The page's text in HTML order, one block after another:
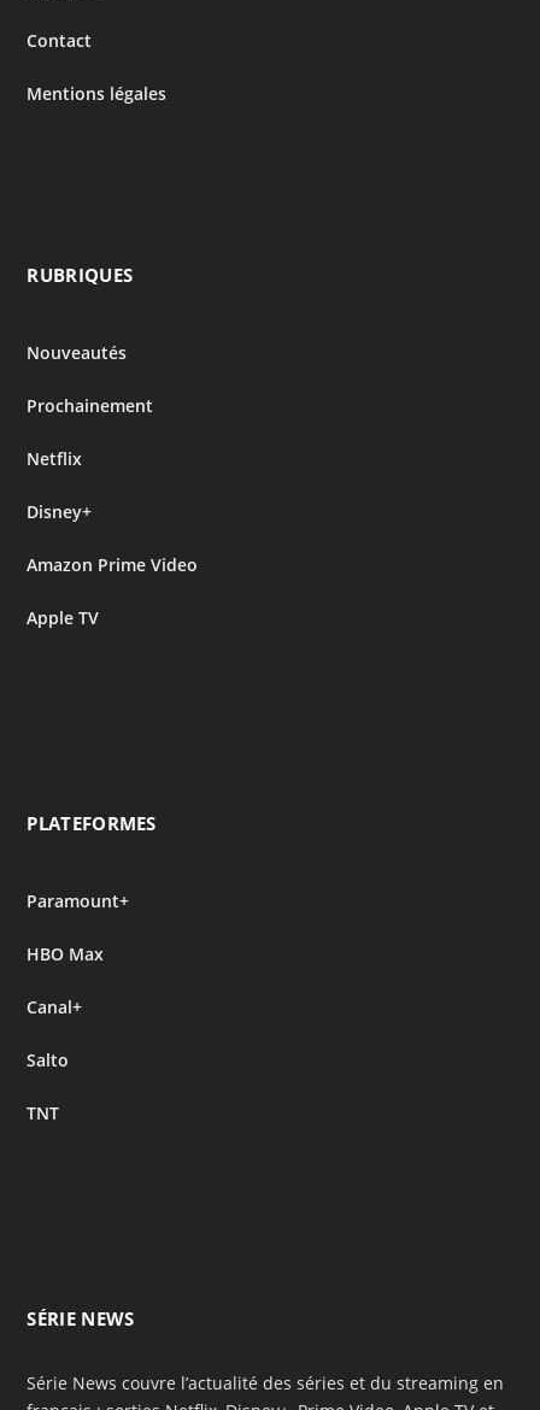
Contact
Mentions légales
RUBRIQUES
Nouveautés
Prochainement
Netflix
Disney+
Amazon Prime Video
Apple TV
PLATEFORMES
Paramount+
HBO Max
Canal+
Salto
TNT
SÉRIE NEWS
Série News couvre l’actualité des séries et du streaming en